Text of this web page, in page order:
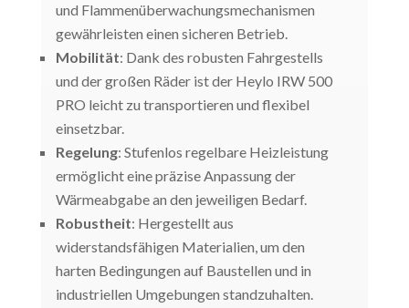
und Flammenüberwachungsmechanismen
gewährleisten einen sicheren Betrieb.
Mobilität: Dank des robusten Fahrgestells
und der großen Räder ist der Heylo IRW 500
PRO leicht zu transportieren und flexibel
einsetzbar.
Regelung: Stufenlos regelbare Heizleistung
ermöglicht eine präzise Anpassung der
Wärmeabgabe an den jeweiligen Bedarf.
Robustheit: Hergestellt aus
widerstandsfähigen Materialien, um den
harten Bedingungen auf Baustellen und in
industriellen Umgebungen standzuhalten.